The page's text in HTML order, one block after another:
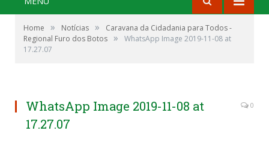
Home » Notícias »
Caravana da Cidadania para Todos -
Regional Furo dos Botos »
WhatsApp Image 2019-11-08 at
17.27.07
WhatsApp Image 2019-11-08 at
17.27.07
0